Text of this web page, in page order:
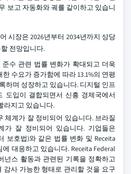
보고 자동화와 궤를 같이하고 있습니
시장은 2026년부터 2034년까지 상당
전망입니다.
수 관련 법률 변화가 확대되고 더욱
수요가 증가함에 따라 13.1%의 연평
하며 성장하고 있습니다. 디지털 인프
도입이 결합되면서 신흥 경제국에서
라지고 있습니다.
체계가 잘 정비되어 있습니다. 브라질
가 잘 정비되어 있습니다. 기업들은
보호법)와 같은 법률 변화 및 Receita
대응하고 있습니다. Receita Federal
넌스 활동과 관련된 기록을 정확하고
감사 가능한 형태로 관리할 것을 요구